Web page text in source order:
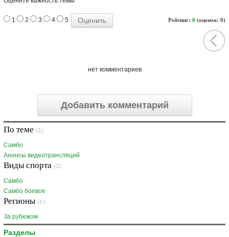
Рейтинг: 0 (оценок: 0)
1 2 3 4 5
нет комментариев
Добавить комментарий
По теме (2):
Самбо
Анонсы видеотрансляций
Виды спорта (2):
Самбо
Самбо боевое
Регионы (1):
За рубежом
Разделы